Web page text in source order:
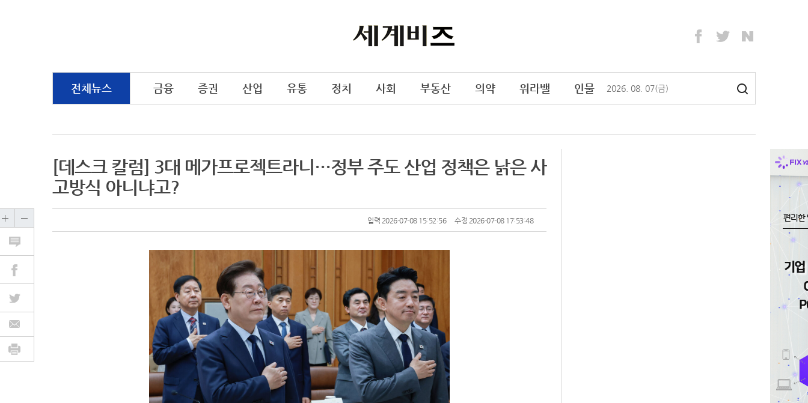
전체뉴스 금융 증권 산업 유통 정치 사회 부동산 의약 워라밸 인물 2026 08 07(금)
[데스크 칼럼] 3대 메가프로젝트라니…정부 주도 산업 정책은 낡은 사
고방식 아니냐고?
입력 2026-07-08 15:52:56 수정 2026-07-08 17:53:48